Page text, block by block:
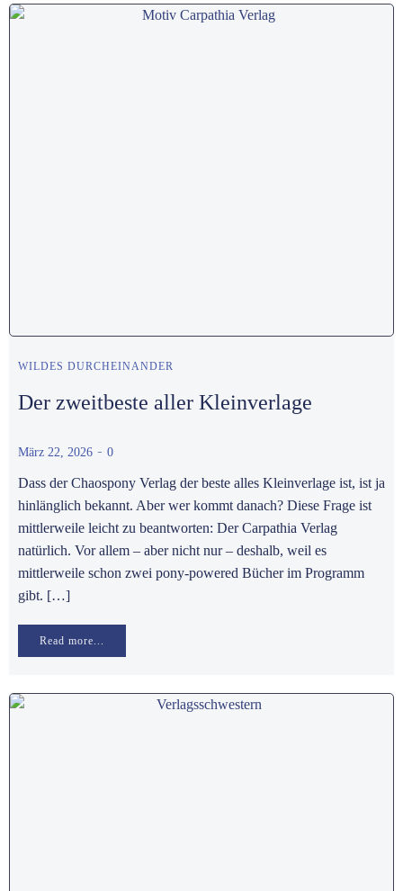
WILDES DURCHEINANDER
Der zweitbeste aller Kleinverlage
März 22, 2026 - 0
Dass der Chaospony Verlag der beste alles Kleinverlage ist, ist ja
hinlänglich bekannt. Aber wer kommt danach? Diese Frage ist
mittlerweile leicht zu beantworten: Der Carpathia Verlag
natürlich. Vor allem – aber nicht nur – deshalb, weil es
mittlerweile schon zwei pony-powered Bücher im Programm
gibt. […]
Read more...